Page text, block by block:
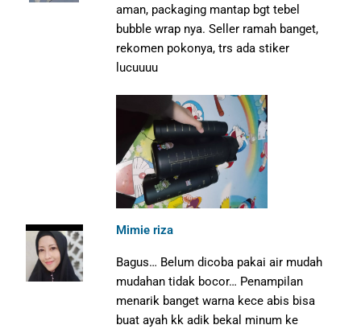
aman, packaging mantap bgt tebel
bubble wrap nya. Seller ramah banget,
rekomen pokonya, trs ada stiker
lucuuuu
Mimie riza
Bagus… Belum dicoba pakai air mudah
mudahan tidak bocor… Penampilan
menarik banget warna kece abis bisa
buat ayah kk adik bekal minum ke